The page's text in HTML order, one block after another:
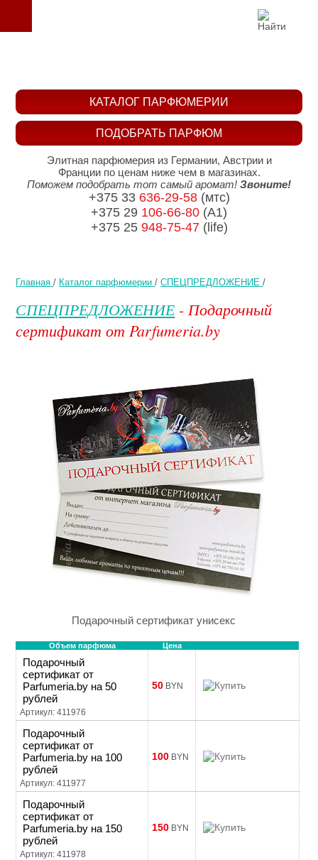
Главная / Каталог парфюмерии /СПЕЦПРЕДЛОЖЕНИЕ /
СПЕЦПРЕДЛОЖЕНИЕ - Подарочный
сертификат от Parfumeria.by
Подарочный сертификат унисекс
Объем парфюма Цена
Подарочный
сертификат от
Parfumeria.by на 50
рублей
Артикул: 411976
50 BYN
Подарочный
сертификат от
Parfumeria.by на 100
рублей
Артикул: 411977
100 BYN
Подарочный
сертификат от
Parfumeria.by на 150
рублей
Артикул: 411978
150 BYN
ПОДОБРАТЬ ПАРФЮМ
КАТАЛОГ ПАРФЮМЕРИИ
Элитная парфюмерия из Германии, Австрии и
Франции по ценам ниже чем в магазинах.
Поможем подобрать тот самый аромат! Звоните!
+375 33 636-29-58(мтс)
+375 29 106-66-80 (A1)
+375 25 948-75-47(life)